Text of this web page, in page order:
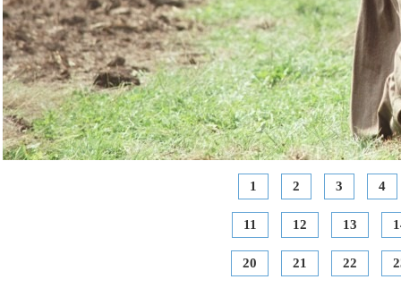
1 2 3 4
11 12 13
20 21 22